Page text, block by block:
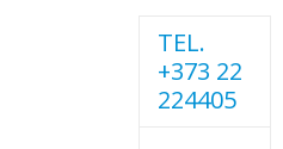
TEL.
+373 22
224405